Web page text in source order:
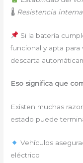
🌡 Resistencia
Si la batería
funcional y apta para
descarta
Eso significa que
Existen muchas
estado puede
Vehículos
eléctrico